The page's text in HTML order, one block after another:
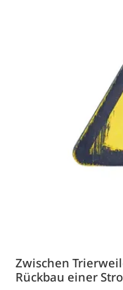
Zwischen
Rückbau einer